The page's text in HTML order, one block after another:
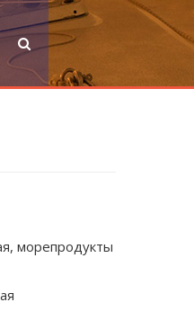
морепродукты